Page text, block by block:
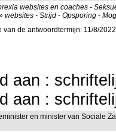
websites en coaches -
websites - Strijd - Opsporing -
van de antwoordtermijn: 11/8/
aan :
aan :
en minister van Sociale